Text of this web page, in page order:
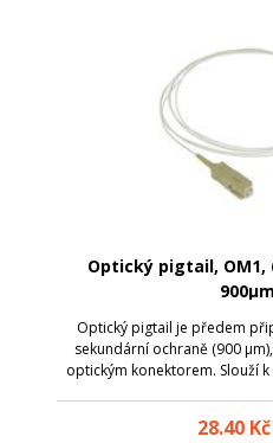
Optický pigtail, OM1,
Optický pigtail je předem
sekundární ochraně (900
optickým konektorem. Slouží
28.40 Kč